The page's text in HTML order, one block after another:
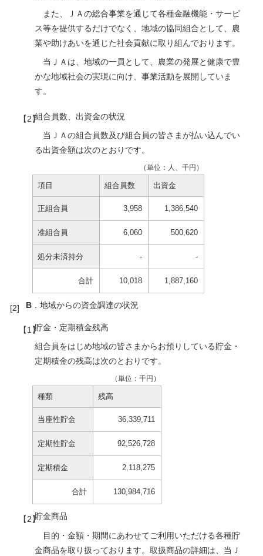
また、ＪＡの総合事業を通じて各種金融機能・サービ
ス等を提供するだけでなく、地域の協同組合として、農
業や助けあいを通じた社会貢献に取り組んでおります。
当ＪＡは、地域の一員として、農業の発展と健康で豊
かな地域社会の実現に向け、事業活動を展開していま
す。
組合員数、出資金の状況
当ＪＡの組合員数及び組合員の皆さまが払い込んでい
る出資金額は次のとおりです。
（単位：人、千円）
項目 組合員数 出資金
正組合員 3,958 1,386,540
准組合員 6,060 500,620
処分未済持分 - -
合計 10,018 1,887,160
B ．地域からの資金調達の状況
貯金・定期積金残高
組合員をはじめ地域の皆さまからお預りしている貯金・
定期積金の残高は次のとおりです。
（単位：千円）
種類 残高
当座性貯金 36,339,711
定期性貯金 92,526,728
定期積金 2,118,275
合計 130,984,716
貯金商品
目的・金額・期間にあわせてご利用いただける各種貯
金商品を取り扱っております。取扱商品の詳細は、当Ｊ